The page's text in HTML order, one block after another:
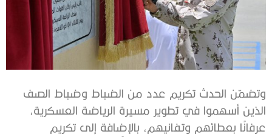
وتضمّن الحدث تكريم عدد من الضباط وضباط الصف
الذين أسهموا في تطوير مسيرة الرياضة العسكرية،
عرفانًا بعطائهم وتفانيهم، بالإضافة إلى تكريم